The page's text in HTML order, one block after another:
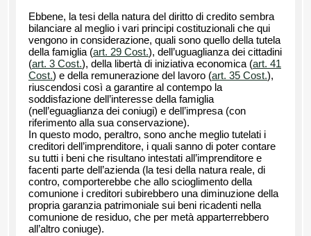
Ebbene, la tesi della natura del diritto di credito sembra
bilanciare al meglio i vari principi costituzionali che qui
vengono in considerazione, quali sono quello della tutela
della famiglia (art. 29 Cost.), dell’uguaglianza dei cittadini
(art. 3 Cost.), della libertà di iniziativa economica (art. 41
Cost.) e della remunerazione del lavoro (art. 35 Cost.),
riuscendosi così a garantire al contempo la
soddisfazione dell’interesse della famiglia
(nell’eguaglianza dei coniugi) e dell’impresa (con
riferimento alla sua conservazione).
In questo modo, peraltro, sono anche meglio tutelati i
creditori dell’imprenditore, i quali sanno di poter contare
su tutti i beni che risultano intestati all’imprenditore e
facenti parte dell’azienda (la tesi della natura reale, di
contro, comporterebbe che allo scioglimento della
comunione i creditori subirebbero una diminuzione della
propria garanzia patrimoniale sui beni ricadenti nella
comunione de residuo, che per metà apparterrebbero
all’altro coniuge).